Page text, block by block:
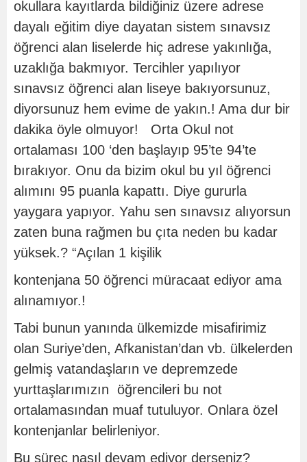
okullara kayıtlarda bildiğiniz üzere adrese
dayalı eğitim diye dayatan sistem sınavsız
öğrenci alan liselerde hiç adrese yakınlığa,
uzaklığa bakmıyor. Tercihler yapılıyor
sınavsız öğrenci alan liseye bakıyorsunuz,
diyorsunuz hem evime de yakın.! Ama dur bir
dakika öyle olmuyor! Orta Okul not
ortalaması 100 ‘den başlayıp 95’te 94’te
bırakıyor. Onu da bizim okul bu yıl öğrenci
alımını 95 puanla kapattı. Diye gururla
yaygara yapıyor. Yahu sen sınavsız alıyorsun
zaten buna rağmen bu çıta neden bu kadar
yüksek.? “Açılan 1 kişilik
kontenjana 50 öğrenci müracaat ediyor ama
alınamıyor.!
Tabi bunun yanında ülkemizde misafirimiz
olan Suriye’den, Afkanistan’dan vb. ülkelerden
gelmiş vatandaşların ve depremzede
yurttaşlarımızın öğrencileri bu not
ortalamasından muaf tutuluyor. Onlara özel
kontenjanlar belirleniyor.
Bu süreç nasıl devam ediyor derseniz?